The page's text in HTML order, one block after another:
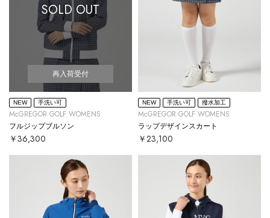
SOLD OUT
再入荷受付
NEW 手洗い可
McGREGOR GOLF WOMENS
フルジップブルソン
￥36,300
NEW 手洗い可 撥水加工
McGREGOR GOLF WOMENS
ラップデザインスカート
￥23,100